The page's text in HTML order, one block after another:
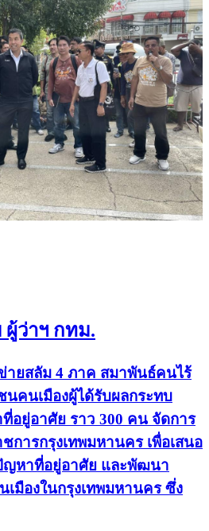
ผู้ว่าฯ กทม.
ายสลัม 4 ภาค สมาพันธ์คนไร้
คนเมืองผู้ได้รับผลกระทบ
อยู่อาศัย ราว 300 คน จัดการ
การกรุงเทพมหานคร เพื่อเสนอ
ญหาที่อยู่อาศัย และพัฒนา
มืองในกรุงเทพมหานคร ซึ่ง